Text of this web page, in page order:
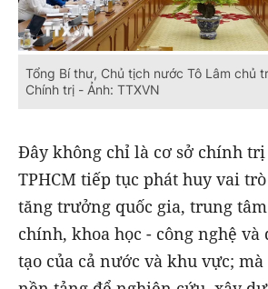
Tổng Bí thư, Chủ tịch nước Tô Lâm chủ
Chính trị - Ảnh: TTXVN
Đây không chỉ là cơ sở chính
TPHCM tiếp tục phát huy vai
tăng trưởng quốc gia, trung
chính, khoa học - công nghệ và
tạo của cả nước và khu vực;